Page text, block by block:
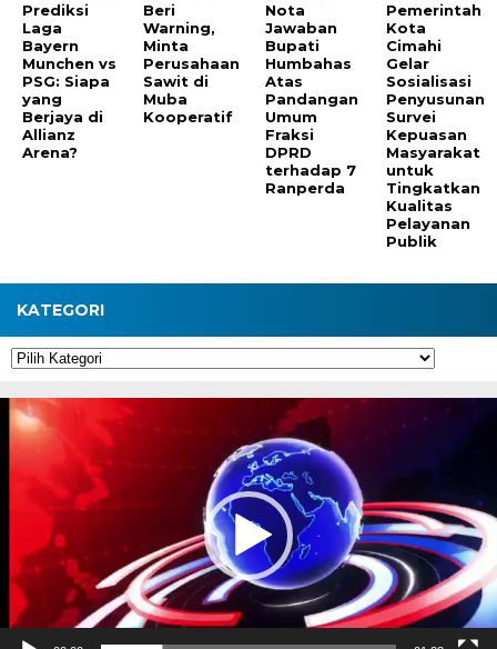
Prediksi
Laga
Bayern
Munchen vs
PSG: Siapa
yang
Berjaya di
Allianz
Arena?
Beri
Warning,
Minta
Perusahaan
Sawit di
Muba
Kooperatif
Nota
Jawaban
Bupati
Humbahas
Atas
Pandangan
Umum
Fraksi
DPRD
terhadap 7
Ranperda
Pemerintah
Kota
Cimahi
Gelar
Sosialisasi
Penyusunan
Survei
Kepuasan
Masyarakat
untuk
Tingkatkan
Kualitas
Pelayanan
Publik
KATEGORI
Kategori
Pemutar
Video